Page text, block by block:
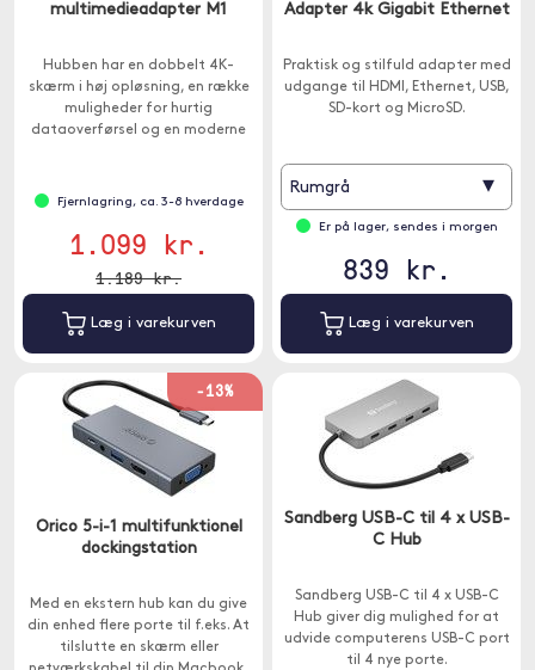
multimedieadapter M1
Hubben har en dobbelt 4K-
skærm i høj opløsning, en række
muligheder for hurtig
dataoverførsel og en moderne
Fjernlagring, ca. 3-8 hverdage
1.099 kr.
1.189 kr.
Læg i varekurven
Adapter 4k Gigabit Ethernet
Praktisk og stilfuld adapter med
udgange til HDMI, Ethernet, USB,
SD-kort og MicroSD.
Rumgrå ▾
Er på lager, sendes i morgen
839 kr.
Læg i varekurven
-13%
Orico 5-i-1 multifunktionel
dockingstation
Med en ekstern hub kan du give
din enhed flere porte til f.eks. At
tilslutte en skærm eller
Sandberg USB-C til 4 x USB-
C Hub
Sandberg USB-C til 4 x USB-C
Hub giver dig mulighed for at
udvide computerens USB-C port
til 4 nye porte.